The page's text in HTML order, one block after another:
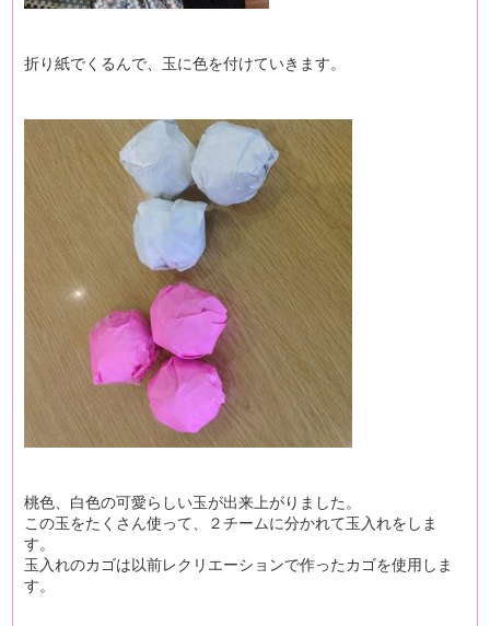
折り紙でくるんで、玉に色を付けていきます。
桃色、白色の可愛らしい玉が出来上がりました。
この玉をたくさん使って、２チームに分かれて玉入れをしま
す。
玉入れのカゴは以前レクリエーションで作ったカゴを使用しま
す。